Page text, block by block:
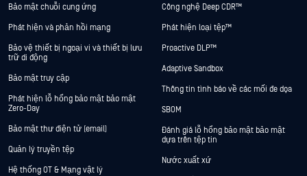
Bảo mật chuỗi cung ứng
Phát hiện và phản hồi mạng
Bảo vệ thiết bị ngoại vi và thiết bị lưu
trữ di động
Bảo mật truy cập
Phát hiện lỗ hổng bảo mật bảo mật
Zero-Day
Bảo mật thư điện tử (email)
Quản lý truyền tệp
Hệ thống OT & Mạng vật lý
Công nghệ Deep CDR™
Phát hiện loại tệp™
Proactive DLP™
Adaptive Sandbox
Thông tin tình báo về các mối đe dọa
SBOM
Đánh giá lỗ hổng bảo mật bảo mật
dựa trên tệp tin
Nước xuất xứ